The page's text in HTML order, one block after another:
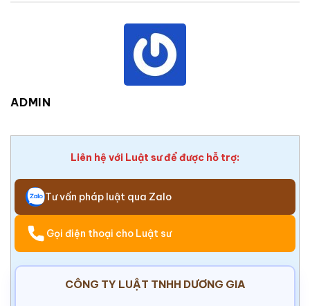
ADMIN
Liên hệ với Luật sư để được hỗ trợ:
Tư vấn pháp luật qua Zalo
Gọi điện thoại cho Luật sư
CÔNG TY LUẬT TNHH DƯƠNG GIA